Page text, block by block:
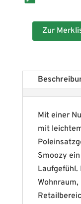
Zur
Mit einer
mit
Smoozy
Laufgefühl.